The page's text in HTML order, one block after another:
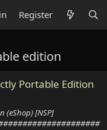
Register
edition
Portable Edition
(eShop) [NSP]